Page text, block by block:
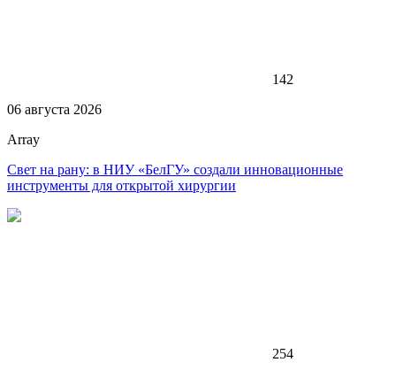
142
06 августа 2026
Array
Свет на рану: в НИУ «БелГУ» создали инновационные
инструменты для открытой хирургии
254